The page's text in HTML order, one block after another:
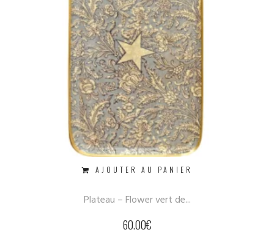
AJOUTER AU PANIER
Plateau – Flower vert de...
60.00€